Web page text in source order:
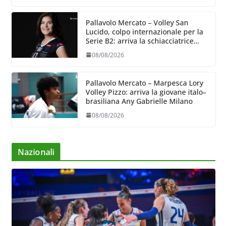
Pallavolo Mercato – Volley San
Lucido, colpo internazionale per la
Serie B2: arriva la schiacciatrice
08/08/2026
Pallavolo Mercato – Marpesca Lory
Volley Pizzo: arriva la giovane italo–
brasiliana Any Gabrielle Milano
08/08/2026
Nazionali